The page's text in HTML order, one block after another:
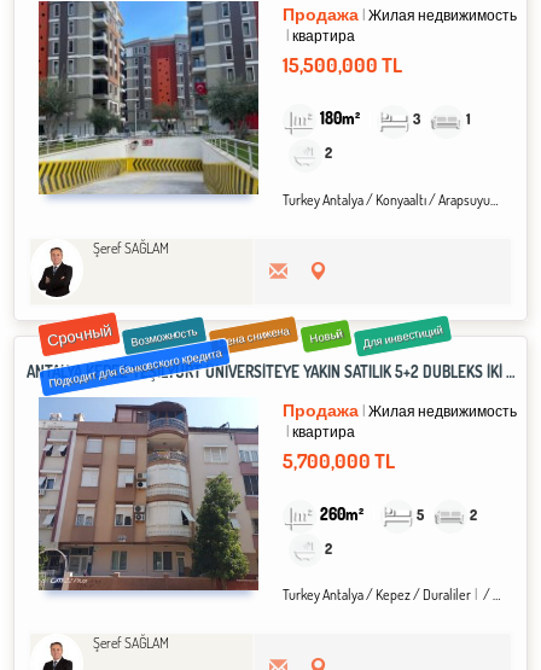
Продажа Жилая недвижимость
квартира
15,500,000 TL
180m² 3
1
2
Turkey Antalya / Konyaaltı/ Arapsuyu
Şeref SAĞLAM
Срочный Возможность Цена снижена Новый Для инвестиций
Подходит для банковского кредита ANTALYA KEPEZ YEŞİLYURT ÜNİVERSİTEYE YAKIN SATILIK 5+2 DUBLEKS İKİ AYRI DAİRE OLARAK KULLANILABİLİR.
Продажа Жилая недвижимость
квартира
5,700,000 TL
260m² 5
2
2
Turkey Antalya / Kepez/ Duraliler / Yeşilyurt Mah.
Şeref SAĞLAM